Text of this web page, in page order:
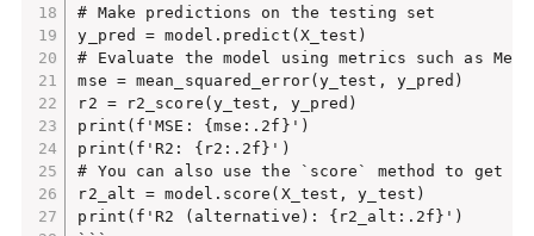
# Make predictions on the testing set
y_pred = model.predict(X_test)
# Evaluate the model using metrics such as
mse = mean_squared_error(y_test, y_pred)
r2 = r2_score(y_test, y_pred)
print(f'MSE: {mse:.2f}')
print(f'R2: {r2:.2f}')
# You can also use the `score` method to get
r2_alt = model.score(X_test, y_test)
print(f'R2 (alternative): {r2_alt:.2f}')